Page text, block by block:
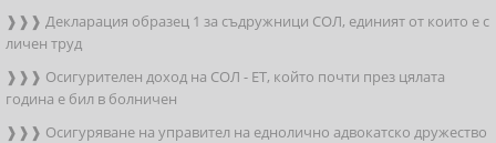
❱❱❱ Декларация образец 1 за съдружници СОЛ, единият от които е с
личен труд
❱❱❱ Осигурителен доход на СОЛ - ЕТ, който почти през цялата
година е бил в болничен
❱❱❱ Осигуряване на управител на еднолично адвокатско дружество